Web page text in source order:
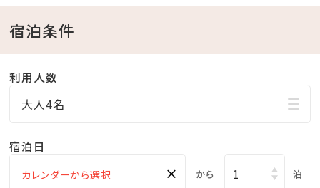
ク）
バー。
宿泊条件
利用人数
大人4名
宿泊日
× から 泊